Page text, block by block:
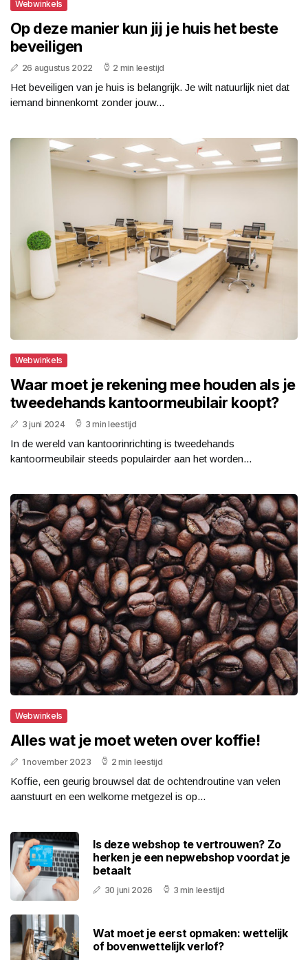
Webwinkels
Op deze manier kun jij je huis het beste
beveiligen
26 augustus 2022 2 min leestijd
Het beveiligen van je huis is belangrijk. Je wilt natuurlijk niet dat
iemand binnenkomt zonder jouw...
Webwinkels
Waar moet je rekening mee houden als je
tweedehands kantoormeubilair koopt?
3 juni 2024 3 min leestijd
In de wereld van kantoorinrichting is tweedehands
kantoormeubilair steeds populairder aan het worden...
Webwinkels
Alles wat je moet weten over koffie!
1 november 2023 2 min leestijd
Koffie, een geurig brouwsel dat de ochtendroutine van velen
aanstuurt en een welkome metgezel is op...
Is deze webshop te vertrouwen? Zo
herken je een nepwebshop voordat je
betaalt
30 juni 2026 3 min leestijd
Wat moet je eerst opmaken: wettelijk
of bovenwettelijk verlof?